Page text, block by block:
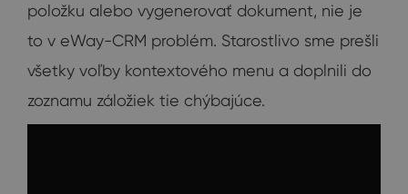
položku alebo vygenerovať dokument, nie je
to v eWay-CRM problém. Starostlivo sme prešli
všetky voľby kontextového menu a doplnili do
zoznamu záložiek tie chýbajúce.